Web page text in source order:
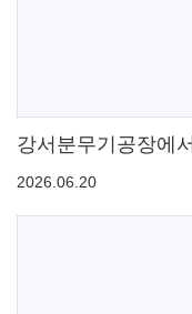
강서분무기공장에
2026.06.20